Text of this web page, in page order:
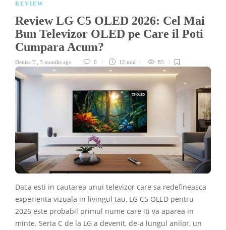
REVIEW
Review LG C5 OLED 2026: Cel Mai
Bun Televizor OLED pe Care il Poti
Cumpara Acum?
Denisa T. 3 months ago 0 12 min 85
Daca esti in cautarea unui televizor care sa redefineasca
experienta vizuala in livingul tau, LG C5 OLED pentru
2026 este probabil primul nume care iti va aparea in
minte. Seria C de la LG a devenit, de-a lungul anilor, un